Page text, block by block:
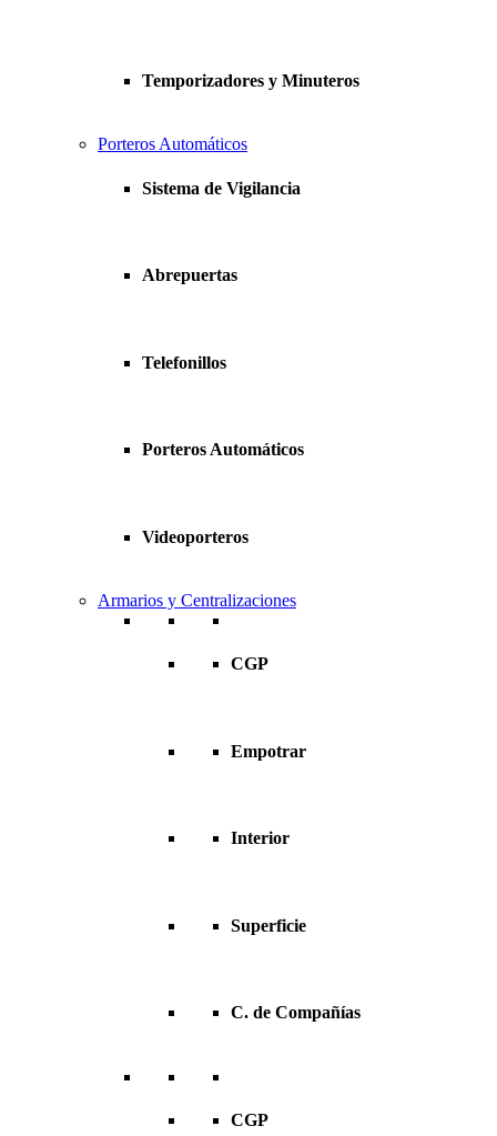
Temporizadores y Minuteros
Porteros Automáticos
Sistema de Vigilancia
Abrepuertas
Telefonillos
Porteros Automáticos
Videoporteros
Armarios y Centralizaciones
CGP
Empotrar
Interior
Superficie
C. de Compañías
CGP